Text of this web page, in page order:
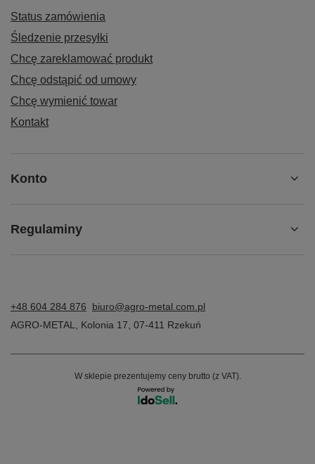
Status zamówienia
Śledzenie przesyłki
Chcę zareklamować produkt
Chcę odstąpić od umowy
Chcę wymienić towar
Kontakt
Konto
Regulaminy
+48 604 284 876
biuro@agro-metal.com.pl
AGRO-METAL
Kolonia 17 07-411 Rzekuń
W sklepie prezentujemy ceny brutto (z VAT).